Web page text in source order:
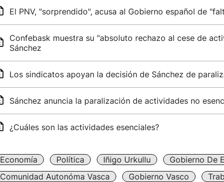
El PNV, "sorprendido", acusa al Gobierno español de
Confebask muestra su "absoluto rechazo al cese de
Sánchez
Los sindicatos apoyan la decisión de Sánchez de
Sánchez anuncia la paralización de actividades no
¿Cuáles son las actividades esenciales?
Economía Política Iñigo Urkullu
Gobierno De
Comunidad Autonóma Vasca
Gobierno Vasco